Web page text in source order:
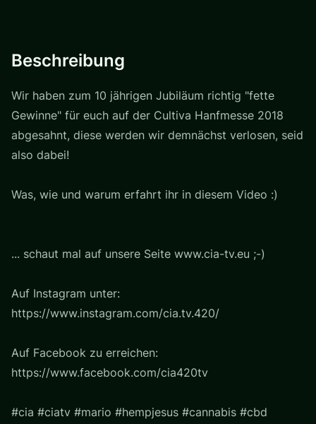
Beschreibung
Wir haben zum 10 jährigen Jubiläum richtig "fette
Gewinne" für euch auf der Cultiva Hanfmesse 2018
abgesahnt, diese werden wir demnächst verlosen, seid
also dabei!
Was, wie und warum erfahrt ihr in diesem Video :)
... schaut mal auf unsere Seite www.cia-tv.eu ;-)
Auf Instagram unter:
https://www.instagram.com/cia.tv.420/
Auf Facebook zu erreichen:
https://www.facebook.com/cia420tv
#cia #ciatv #mario #hempjesus #cannabis #cbd